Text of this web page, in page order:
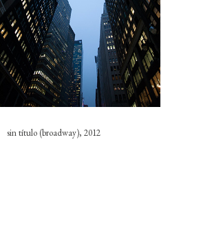
sin título (broadway), 2012